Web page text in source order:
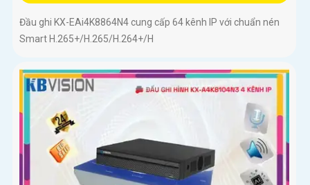
Đầu ghi KX-EAi4K8864N4 cung cấp 64 kênh IP với chuẩn nén
Smart H.265+/H.265/H.264+/H